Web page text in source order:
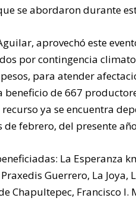
se abordaron durante
aprovechó este
por contingencia
para atender
beneficio de 667
ya se encuentra
de febrero, del presente
La Esperanza
Guerrero, La Joya,
Chapultepec, Francisco